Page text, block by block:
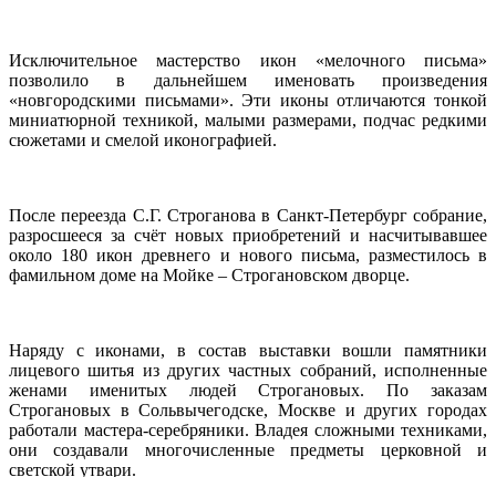
Исключительное мастерство икон «мелочного письма»
позволило в дальнейшем именовать произведения
«новгородскими письмами». Эти иконы отличаются тонкой
миниатюрной техникой, малыми размерами, подчас редкими
сюжетами и смелой иконографией.
После переезда С.Г. Строганова в Санкт-Петербург собрание,
разросшееся за счёт новых приобретений и насчитывавшее
около 180 икон древнего и нового письма, разместилось в
фамильном доме на Мойке – Строгановском дворце.
Наряду с иконами, в состав выставки вошли памятники
лицевого шитья из других частных собраний, исполненные
женами именитых людей Строгановых. По заказам
Строгановых в Сольвычегодске, Москве и других городах
работали мастера-серебряники. Владея сложными техниками,
они создавали многочисленные предметы церковной и
светской утвари.